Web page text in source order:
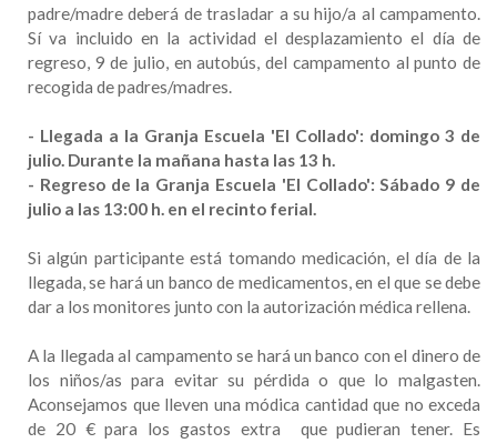
padre/madre deberá de trasladar a su hijo/a al campamento.
Sí va incluido en la actividad el desplazamiento el día de
regreso, 9 de julio, en autobús, del campamento al punto de
recogida de padres/madres.
- Llegada a la Granja Escuela 'El Collado': domingo 3 de
julio. Durante la mañana hasta las 13 h.
- Regreso de la Granja Escuela 'El Collado': Sábado 9 de
julio a las 13:00 h. en el recinto ferial.
Si algún participante está tomando medicación, el día de la
llegada, se hará un banco de medicamentos, en el que se debe
dar a los monitores junto con la autorización médica rellena.
A la llegada al campamento se hará un banco con el dinero de
los niños/as para evitar su pérdida o que lo malgasten.
Aconsejamos que lleven una módica cantidad que no exceda
de 20 € para los gastos extra que pudieran tener. Es